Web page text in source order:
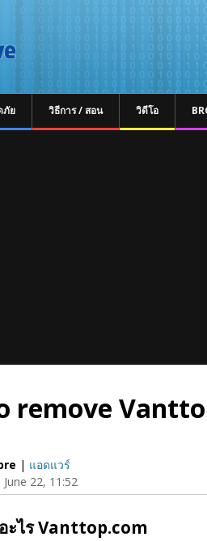
ภัย วิธีการ / สอน วิดีโอ
remove
| แอดแวร์
June 22, 11:52
ไร Vanttop.com